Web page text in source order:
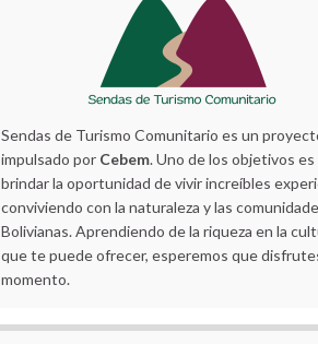
Sendas de Turismo Comunitario es un
impulsado por Cebem. Uno de los objetivos es
brindar la oportunidad de vivir increíbles
conviviendo con la naturaleza y las
Bolivianas. Aprendiendo de la riqueza en la
que te puede ofrecer, esperemos que
momento.